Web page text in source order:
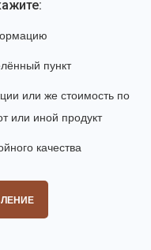
пункт
или же стоимость по
или иной продукт
качества